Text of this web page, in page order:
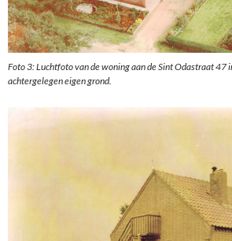
Foto 3: Luchtfoto van de woning aan de Sint Odastraat 47
achtergelegen eigen grond.